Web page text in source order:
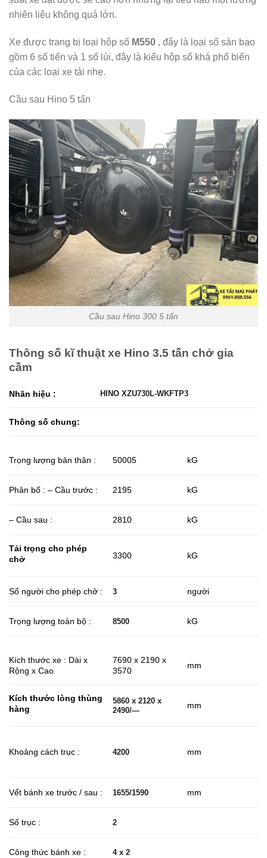
nhiên liệu không quá lớn.
Xe được trang bị loại hộp số M550 , đây là loại số sàn bao
gồm 6 số tiến và 1 số lùi, đây là kiểu hộp số khá phổ biến
của các loại xe tải nhẹ.
Cầu sau Hino 5 tấn
Cầu sau Hino 300 5 tấn
Thông số kĩ thuật xe Hino 3.5 tấn chở gia
cầm
Nhãn hiệu : HINO XZU730L-WKFTP3
Thông số chung:
Trọng lượng bản thân : 50005 kG
Phân bố : – Cầu trước : 2195 kG
– Cầu sau : 2810 kG
Tải trọng cho phép
chở
3300 kG
Số người cho phép chở : 3 người
Trọng lượng toàn bộ : 8500 kG
Kích thước xe : Dài x
Rộng x Cao
7690 x 2190 x
3570
mm
Kích thước lòng thùng
hàng
5860 x 2120 x
2490/—
mm
Khoảng cách trục : 4200 mm
Vết bánh xe trước / sau : 1655/1590 mm
Số trục : 2
Công thức bánh xe : 4 x 2